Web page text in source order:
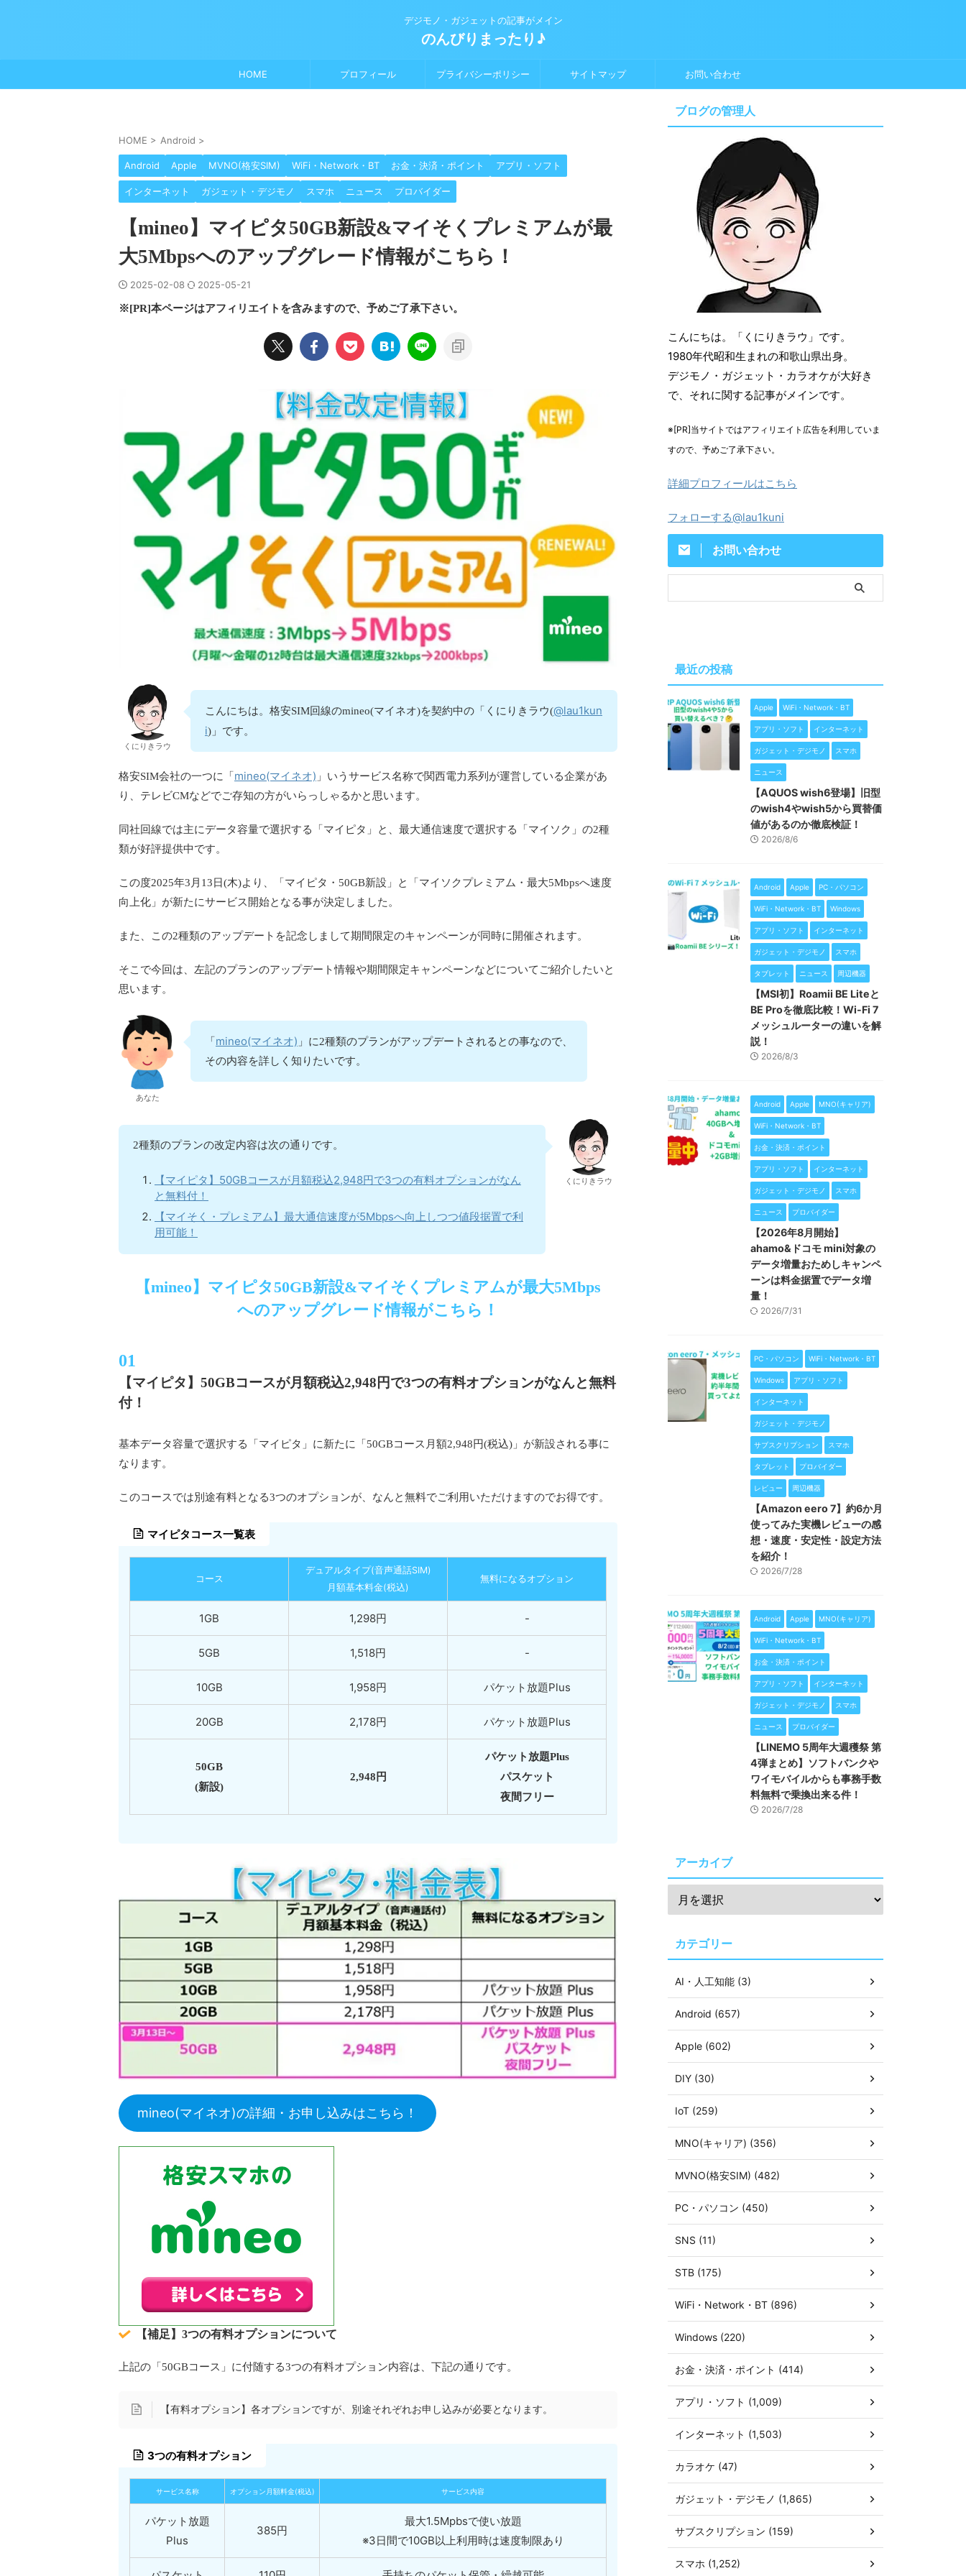
デジモノ・ガジェットの記事がメイン
のんびりまったり♪
HOME プロフィール プライバシーポリシー サイトマップ お問い合わせ
HOME > Android >
Android Apple MVNO(格安SIM) WiFi・Network・BT お金・決済・ポイント アプリ・ソフト
インターネット ガジェット・デジモノ スマホ ニュース プロバイダー
【mineo】マイピタ50GB新設&マイそくプレミアムが最
大5Mbpsへのアップグレード情報がこちら！
2025-02-08 2025-05-21
※[PR]本ページはアフィリエイトを含みますので、予めご了承下さい。
くにりきラウ
こんにちは。格安SIM回線のmineo(マイネオ)を契約中の「くにりきラウ(@lau1kun
i)」です。
格安SIM会社の一つに「 mineo(マイネオ) 」いうサービス名称で関西電力系列が運営している企業があ
り、テレビCMなどでご存知の方がいらっしゃるかと思います。
同社回線では主にデータ容量で選択する「マイピタ」と、最大通信速度で選択する「マイソク」の2種
類が好評提供中です。
この度2025年3月13日(木)より、「マイピタ・50GB新設」と「マイソクプレミアム・最大5Mbpsへ速度
向上化」が新たにサービス開始となる事が決定しました。
また、この2種類のアップデートを記念しまして期間限定のキャンペーンが同時に開催されます。
そこで今回は、左記のプランのアップデート情報や期間限定キャンペーンなどについてご紹介したいと
思います。
あなた
「 mineo(マイネオ) 」に2種類のプランがアップデートされるとの事なので、
その内容を詳しく知りたいです。
2種類のプランの改定内容は次の通りです。
【マイピタ】50GBコースが月額税込2,948円で3つの有料オプションがなん
と無料付！
【マイそく・プレミアム】最大通信速度が5Mbpsへ向上しつつ値段据置で利
用可能！
くにりきラウ
【mineo】マイピタ50GB新設&マイそくプレミアムが最大5Mbps
へのアップグレード情報がこちら！
【マイピタ】50GBコースが月額税込2,948円で3つの有料オプションがなんと無料
付！
基本データ容量で選択する「マイピタ」に新たに「50GBコース月額2,948円(税込)」が新設される事に
なります。
このコースでは別途有料となる3つのオプションが、なんと無料でご利用いただけますのでお得です。
マイピタコース一覧表
コース
デュアルタイプ(音声通話SIM)
月額基本料金(税込)
無料になるオプション
1GB 1,298円 -
5GB 1,518円 -
10GB 1,958円 パケット放題Plus
20GB 2,178円 パケット放題Plus
50GB
(新設)
2,948円
パケット放題Plus
パスケット
夜間フリー
mineo(マイネオ)の詳細・お申し込みはこちら！
【補足】3つの有料オプションについて
上記の「50GBコース」に付随する3つの有料オプション内容は、下記の通りです。
【有料オプション】各オプションですが、別途それぞれお申し込みが必要となります。
3つの有料オプション
サービス名称 オプション月額料金(税込) サービス内容
パケット放題
Plus
385円
最大1.5Mpbsで使い放題
※3日間で10GB以上利用時は速度制限あり
ブログの管理人
こんにちは。「くにりきラウ」です。
1980年代昭和生まれの和歌山県出身。
デジモノ・ガジェット・カラオケが大好き
で、それに関する記事がメインです。
※[PR]当サイトではアフィリエイト広告を利用していま
すので、予めご了承下さい。
詳細プロフィールはこちら
フォローする@lau1kuni
お問い合わせ
最近の投稿
Apple WiFi・Network・BT
アプリ・ソフト インターネット
ガジェット・デジモノ スマホ
ニュース
【AQUOS wish6登場】旧型
のwish4やwish5から買替価
値があるのか徹底検証！
2026/8/6
Android Apple PC・パソコン
WiFi・Network・BT Windows
アプリ・ソフト インターネット
ガジェット・デジモノ スマホ
タブレット ニュース 周辺機器
【MSI初】Roamii BE Liteと
BE Proを徹底比較！Wi-Fi 7
メッシュルーターの違いを解
説！
2026/8/3
Android Apple MNO(キャリア)
WiFi・Network・BT
お金・決済・ポイント
アプリ・ソフト インターネット
ガジェット・デジモノ スマホ
ニュース プロバイダー
【2026年8月開始】
ahamo&ドコモ mini対象の
データ増量おためしキャンペ
ーンは料金据置でデータ増
量！
2026/7/31
PC・パソコン WiFi・Network・BT
Windows アプリ・ソフト
インターネット
ガジェット・デジモノ
サブスクリプション スマホ
タブレット プロバイダー
レビュー 周辺機器
【Amazon eero 7】約6か月
使ってみた実機レビューの感
想・速度・安定性・設定方法
を紹介！
2026/7/28
Android Apple MNO(キャリア)
WiFi・Network・BT
お金・決済・ポイント
アプリ・ソフト インターネット
ガジェット・デジモノ スマホ
ニュース プロバイダー
【LINEMO 5周年大週穫祭 第
4弾まとめ】ソフトバンクや
ワイモバイルからも事務手数
料無料で乗換出来る件！
2026/7/28
アーカイブ
カテゴリー
AI・人工知能 (3)
Android (657)
Apple (602)
DIY (30)
IoT (259)
MNO(キャリア) (356)
MVNO(格安SIM) (482)
PC・パソコン (450)
SNS (11)
STB (175)
WiFi・Network・BT (896)
Windows (220)
お金・決済・ポイント (414)
アプリ・ソフト (1,009)
インターネット (1,503)
カラオケ (47)
ガジェット・デジモノ (1,865)
サブスクリプション (159)
スマホ (1,252)